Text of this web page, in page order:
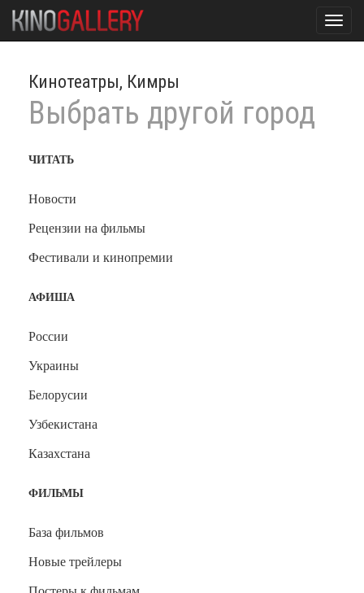
Кинотеатры, Кимры
Выбрать другой город
ЧИТАТЬ
Новости
Рецензии на фильмы
Фестивали и кинопремии
АФИША
России
Украины
Белорусии
Узбекистана
Казахстана
ФИЛЬМЫ
База фильмов
Новые трейлеры